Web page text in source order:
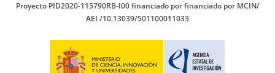
Proyecto PID2020-115790RB-I00 financiado por financiado por MCIN/
AEI /10.13039/501100011033